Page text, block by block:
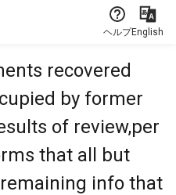
ヘルプEnglish
recovered
by former
of review,per
that all but
info that